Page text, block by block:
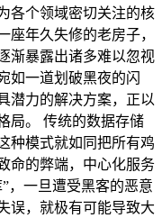
各个领域密切关注的核
座年久失修的老房子，
渐暴露出诸多难以忽视
如一道划破黑夜的闪
潜力的解决方案，正以
局。 传统的数据存储
种模式就如同把所有鸡
命的弊端，中心化服务
，一旦遭受黑客的恶意
误，就极有可能导致大